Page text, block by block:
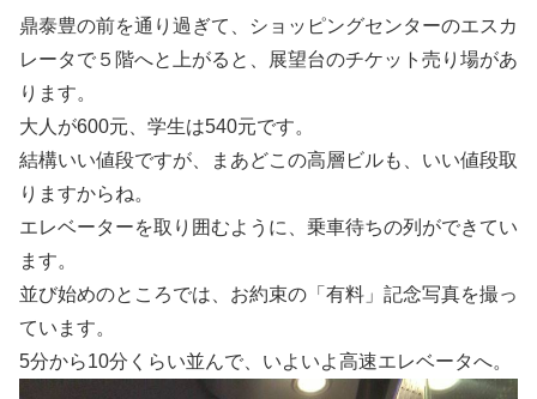
鼎泰豊の前を通り過ぎて、ショッピングセンターのエスカ
レータで５階へと上がると、展望台のチケット売り場があ
ります。
大人が600元、学生は540元です。
結構いい値段ですが、まあどこの高層ビルも、いい値段取
りますからね。
エレベーターを取り囲むように、乗車待ちの列ができてい
ます。
並び始めのところでは、お約束の「有料」記念写真を撮っ
ています。
5分から10分くらい並んで、いよいよ高速エレベータへ。